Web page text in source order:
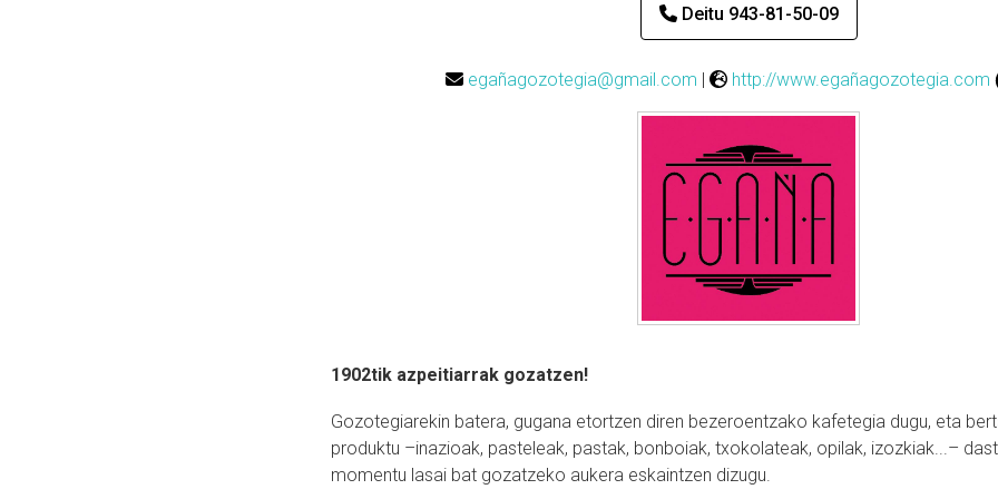
Deitu 943-81-50-09
egañagozotegia@gmail.com | http://www.egañagozotegia.com
1902tik azpeitiarrak gozatzen!
Gozotegiarekin batera, gugana etortzen diren bezeroentzako kafetegia dugu, eta
produktu –inazioak, pasteleak, pastak, bonboiak, txokolateak, opilak, izozkiak...–
momentu lasai bat gozatzeko aukera eskaintzen dizugu.